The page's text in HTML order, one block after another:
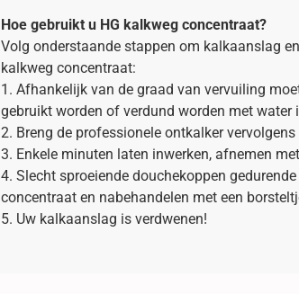
Hoe gebruikt u HG kalkweg concentraat?
Volg onderstaande stappen om kalkaanslag
kalkweg concentraat:
1. Afhankelijk van de graad van vervuiling
gebruikt worden of verdund worden met water
2. Breng de professionele ontkalker
3. Enkele minuten laten inwerken, afnemen
4. Slecht sproeiende douchekoppen
concentraat en nabehandelen met een
5. Uw kalkaanslag is verdwenen!